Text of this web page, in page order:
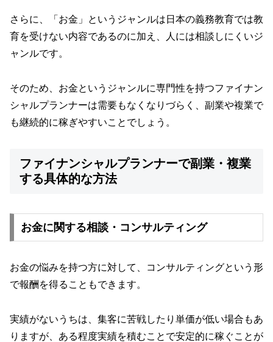
さらに、「お金」というジャンルは日本の義務教育では教
育を受けない内容であるのに加え、人には相談しにくいジ
ャンルです。
そのため、お金というジャンルに専門性を持つファイナン
シャルプランナーは需要もなくなりづらく、副業や複業で
も継続的に稼ぎやすいことでしょう。
ファイナンシャルプランナーで副業・複業
する具体的な方法
お金に関する相談・コンサルティング
お金の悩みを持つ方に対して、コンサルティングという形
で報酬を得ることもできます。
実績がないうちは、集客に苦戦したり単価が低い場合もあ
りますが、ある程度実績を積むことで安定的に稼ぐことが